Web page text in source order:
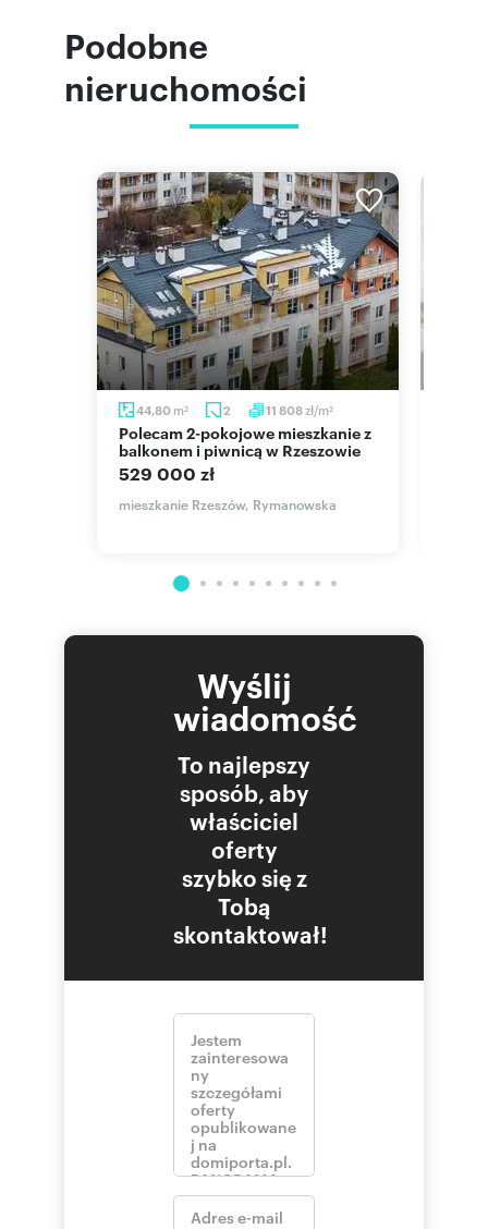
Podobne
nieruchomości
44,80 m2 2 11 808zł/m2
Polecam 2-pokojowe mieszkanie z
balkonem i piwnicą w Rzeszowie
529 000 zł
mieszkanie Rzeszów, Rymanowska
Wyślij
wiadomość
To najlepszy
sposób, aby
właściciel
oferty
szybko się z
Tobą
skontaktował!